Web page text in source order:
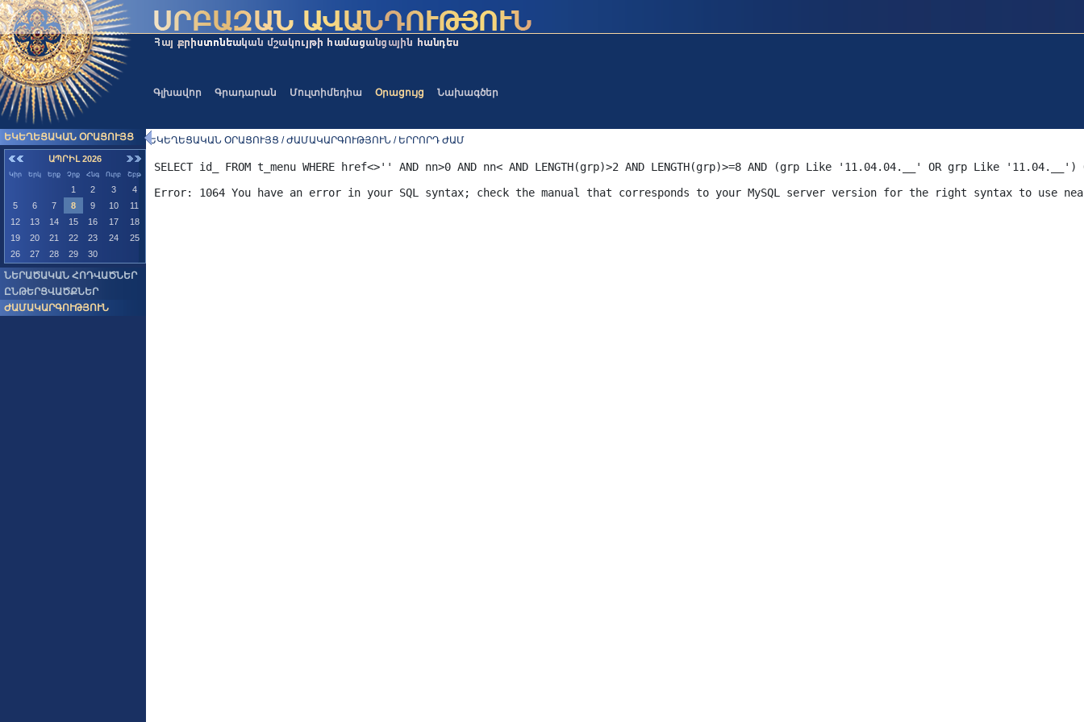
Գլխավոր Գրադարան Մուլտիմեդիա Օրացույց Նախագծեր
ԵԿԵՂԵՑԱԿԱՆ ՕՐԱՑՈՒՅՑ
ԱՊՐԻԼ 2026
Կիր Երկ Երք Չրք Հնգ Ուրբ Շբթ
1 2 3
4
5
6 7 8 9 10
11
12
13 14 15 16 17
18
19
20 21 22 23 24
25
26
27 28 29 30
ՆԵՐԱԾԱԿԱՆ ՀՈԴՎԱԾՆԵՐ
ԸՆԹԵՐՑՎԱԾՔՆԵՐ
ԺԱՄԱԿԱՐԳՈՒԹՅՈՒՆ
ԵԿԵՂԵՑԱԿԱՆ ՕՐԱՑՈՒՅՑ / ԺԱՄԱԿԱՐԳՈՒԹՅՈՒՆ / ԵՐՐՈՐԴ ԺԱՄ
SELECT id_ FROM t_menu WHERE href<>'' AND nn>0 AND nn< AND LENGTH(grp)>2 AND LENGTH(grp)>=8 AND (grp Like '11.04.04.__' OR grp Like '11.04.__')